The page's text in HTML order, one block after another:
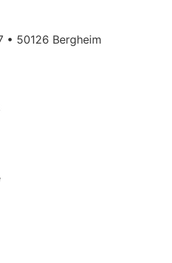
• 50126 Bergheim